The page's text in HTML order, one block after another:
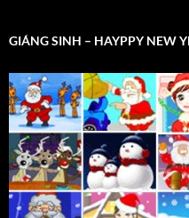
GIÁNG SINH – HAYPPY NEW